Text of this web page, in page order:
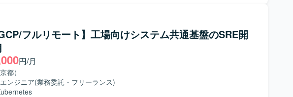
大量の仕様書やドキュメントを読み解き内容を正しく理解できる方を求めていま
ンワークにとどまらず、状況に応じて柔軟に動ける方を求めています。 現場ヒアリ
える行動力をお持ちの方を求めています。 官公庁プロジェクトの経験があり、行
はよりご活躍いただけます。 【ポジションの魅力】 保守現場の業務プ
ュメント品質の改善に主体的に関わることができ、プロジェクト全体を俯瞰した
経験を積むことができます。 設計見直しや運用手順書整備などを通じて、インフ
ただけます。 【開発環境】 インフラ全般に関する知識や保守・運
キュメントが対象となります。
フルリモート】工場向けシステム共通基盤のSRE開
円/月
都）
ンジニア(業務委託・フリーランス)